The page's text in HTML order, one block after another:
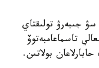
سۋ جىبەرۋ تولىقتاي
تاسماعامبەتوۆ
بولاتىن.